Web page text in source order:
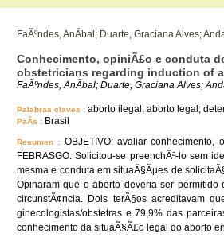
FaÃºndes, AnÃ­bal; Duarte, Graciana Alves;
Conhecimento, opiniÃ£o e conduta
obstetricians regarding induction of
FaÃºndes, AnÃ­bal; Duarte, Graciana Alves;
Palabras claves : aborto ilegal; aborto legal;
PaÃ­s : Brasil
Resumen : OBJETIVO: avaliar
FEBRASGO. Solicitou-se preenchÃª-lo sem
mesma e conduta em situaÃ§Ãµes de
Opinaram que o aborto deveria ser
circunstÃ¢ncia. Dois terÃ§os acreditavam
ginecologistas/obstetras e 79,9% das
conhecimento da situaÃ§Ã£o legal do aborto